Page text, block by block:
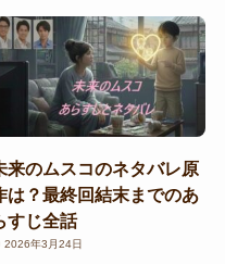
来のムスコのネタバレ原
は？最終回結末までのあ
すじ全話
2026年3月24日